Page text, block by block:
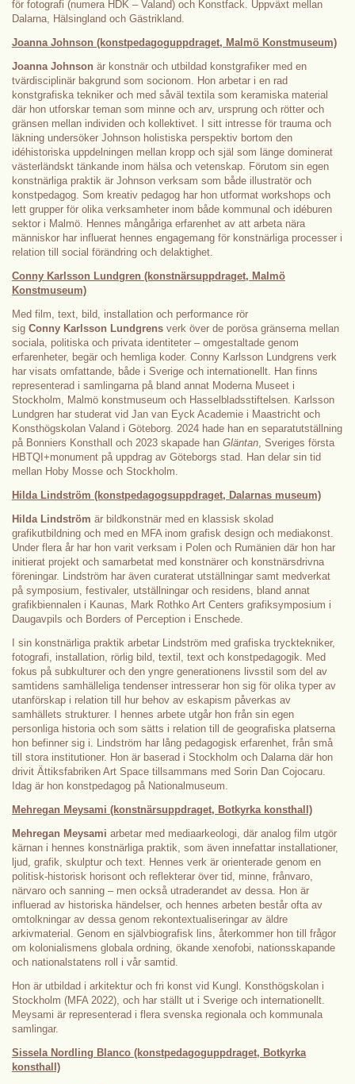
för fotografi (numera HDK – Valand) och Konstfack. Uppväxt mellan
Dalarna, Hälsingland och Gästrikland.
Joanna Johnson (konstpedagoguppdraget, Malmö Konstmuseum)
Joanna Johnson är konstnär och utbildad konstgrafiker med en
tvärdisciplinär bakgrund som socionom. Hon arbetar i en rad
konstgrafiska tekniker och med såväl textila som keramiska material
där hon utforskar teman som minne och arv, ursprung och rötter och
gränsen mellan individen och kollektivet. I sitt intresse för trauma och
läkning undersöker Johnson holistiska perspektiv bortom den
idéhistoriska uppdelningen mellan kropp och själ som länge dominerat
västerländskt tänkande inom hälsa och vetenskap. Förutom sin egen
konstnärliga praktik är Johnson verksam som både illustratör och
konstpedagog. Som kreativ pedagog har hon utformat workshops och
lett grupper för olika verksamheter inom både kommunal och idéburen
sektor i Malmö. Hennes mångåriga erfarenhet av att arbeta nära
människor har influerat hennes engagemang för konstnärliga processer i
relation till social förändring och delaktighet.
Conny Karlsson Lundgren (konstnärsuppdraget, Malmö
Konstmuseum)
Med film, text, bild, installation och performance rör
sig Conny Karlsson Lundgrens verk över de porösa gränserna mellan
sociala, politiska och privata identiteter – omgestaltade genom
erfarenheter, begär och hemliga koder. Conny Karlsson Lundgrens verk
har visats omfattande, både i Sverige och internationellt. Han finns
representerad i samlingarna på bland annat Moderna Museet i
Stockholm, Malmö konstmuseum och Hasselbladsstiftelsen. Karlsson
Lundgren har studerat vid Jan van Eyck Academie i Maastricht och
Konsthögskolan Valand i Göteborg. 2024 hade han en separatutställning
på Bonniers Konsthall och 2023 skapade han Gläntan, Sveriges första
HBTQI+monument på uppdrag av Göteborgs stad. Han delar sin tid
mellan Hoby Mosse och Stockholm.
Hilda Lindström (konstpedagogsuppdraget, Dalarnas museum)
Hilda Lindström är bildkonstnär med en klassisk skolad
grafikutbildning och med en MFA inom grafisk design och mediakonst.
Under flera år har hon varit verksam i Polen och Rumänien där hon har
initierat projekt och samarbetat med konstnärer och konstnärsdrivna
föreningar. Lindström har även curaterat utställningar samt medverkat
på symposium, festivaler, utställningar och residens, bland annat
grafikbiennalen i Kaunas, Mark Rothko Art Centers grafiksymposium i
Daugavpils och Borders of Perception i Enschede.
I sin konstnärliga praktik arbetar Lindström med grafiska trycktekniker,
fotografi, installation, rörlig bild, textil, text och konstpedagogik. Med
fokus på subkulturer och den yngre generationens livsstil som del av
samtidens samhälleliga tendenser intresserar hon sig för olika typer av
utanförskap i relation till hur behov av eskapism påverkas av
samhällets strukturer. I hennes arbete utgår hon från sin egen
personliga historia och som sätts i relation till de geografiska platserna
hon befinner sig i. Lindström har lång pedagogisk erfarenhet, från små
till stora institutioner. Hon är baserad i Stockholm och Dalarna där hon
drivit Ättiksfabriken Art Space tillsammans med Sorin Dan Cojocaru.
Idag är hon konstpedagog på Nationalmuseum.
Mehregan Meysami (konstnärsuppdraget, Botkyrka konsthall)
Mehregan Meysami arbetar med mediaarkeologi, där analog film utgör
kärnan i hennes konstnärliga praktik, som även innefattar installationer,
ljud, grafik, skulptur och text. Hennes verk är orienterade genom en
politisk-historisk horisont och reflekterar över tid, minne, frånvaro,
närvaro och sanning – men också utraderandet av dessa. Hon är
influerad av historiska händelser, och hennes arbeten består ofta av
omtolkningar av dessa genom rekontextualiseringar av äldre
arkivmaterial. Genom en självbiografisk lins, återkommer hon till frågor
om kolonialismens globala ordning, ökande xenofobi, nationsskapande
och nationalstatens roll i vår samtid.
Hon är utbildad i arkitektur och fri konst vid Kungl. Konsthögskolan i
Stockholm (MFA 2022), och har ställt ut i Sverige och internationellt.
Meysami är representerad i flera svenska regionala och kommunala
samlingar.
Sissela Nordling Blanco (konstpedagoguppdraget, Botkyrka
konsthall)